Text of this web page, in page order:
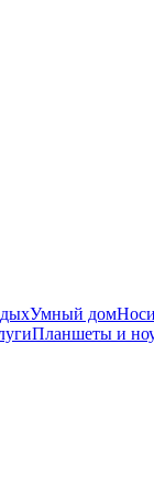
Умный дом
Планшеты и